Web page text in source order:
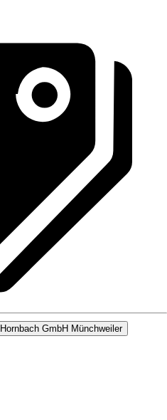
GmbH Münchweiler